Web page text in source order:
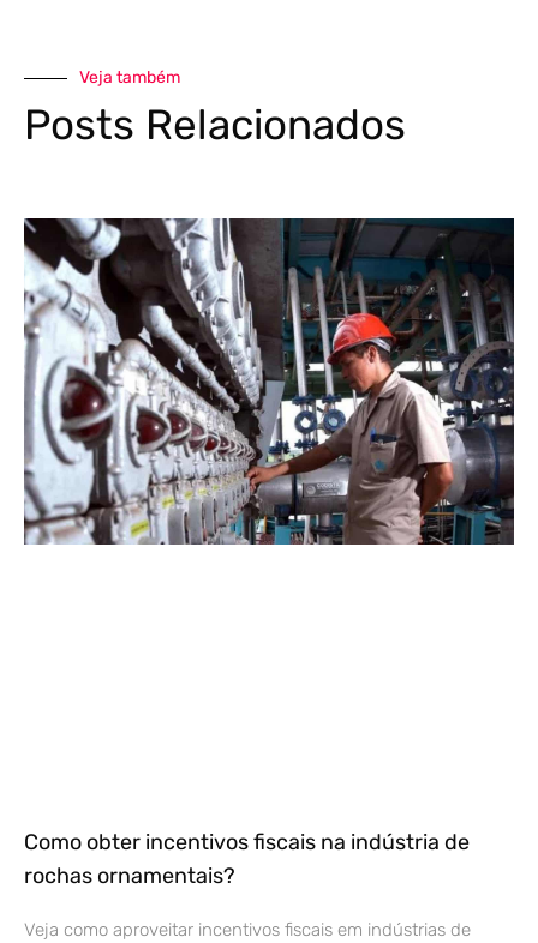
Veja também
Posts Relacionados
Como obter incentivos fiscais na indústria de
rochas ornamentais?
Veja como aproveitar incentivos fiscais em indústrias de